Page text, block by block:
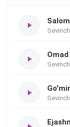
Salom
Omad